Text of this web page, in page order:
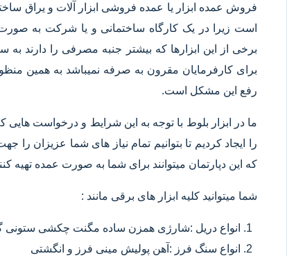
فروش عمده ابزار یا عمده فروشی ابزار آلات و یراق
است زیرا در یک کارگاه ساختمانی و یا شرکت به صورت
برخی از این ابزارها که بیشتر جنبه مصرفی را دارند
برای کارفرمایان مقرون به صرفه نمیباشد به همین
رفع این مشکل است.
ما در ابزار بلوط با توجه به این شرایط و درخواست هایی
را ایجاد کردیم تا بتوانیم تمام نیاز های شما عزیزان
که این دپارتمان میتوانند برای شما به صورت عمده تهیه
شما میتوانید کلیه ابزار های برقی مانند :
انواع دریل :شارژی همزن ساده مگنت چکشی ستونی
انواع سنگ فرز :آهن پولیش مینی فرز و انگشتی